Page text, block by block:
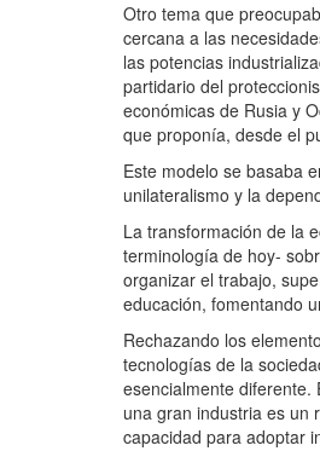
Otro tema que
cercana a las
las potencias
partidario del
económicas de Rusia y
que proponía, desde el
Este modelo se basaba
unilateralismo y la
La transformación de la
terminología de hoy-
organizar el trabajo,
educación, fomentando
Rechazando los
tecnologías de la
esencialmente diferente.
una gran industria es un
capacidad para adoptar